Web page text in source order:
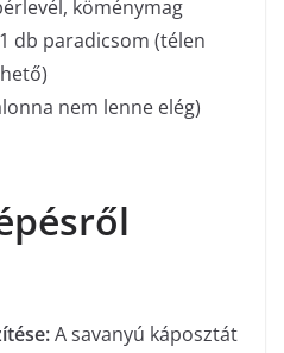
köménymag
db paradicsom (télen
nem lenne elég)
A savanyú káposztát